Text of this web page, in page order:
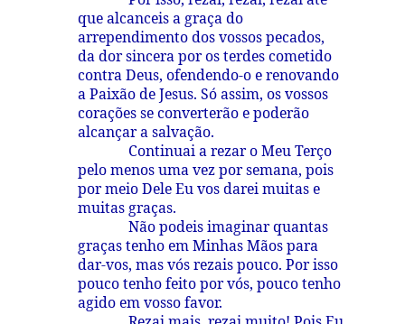
que alcanceis a graça do
arrependimento dos vossos pecados,
da dor sincera por os terdes cometido
contra Deus, ofendendo-o e renovando
a Paixão de Jesus. Só assim, os vossos
corações se converterão e poderão
alcançar a salvação.
Continuai a rezar o Meu Terço
pelo menos uma vez por semana, pois
por meio Dele Eu vos darei muitas e
muitas graças.
Não podeis imaginar quantas
graças tenho em Minhas Mãos para
dar-vos, mas vós rezais pouco. Por isso
pouco tenho feito por vós, pouco tenho
agido em vosso favor.